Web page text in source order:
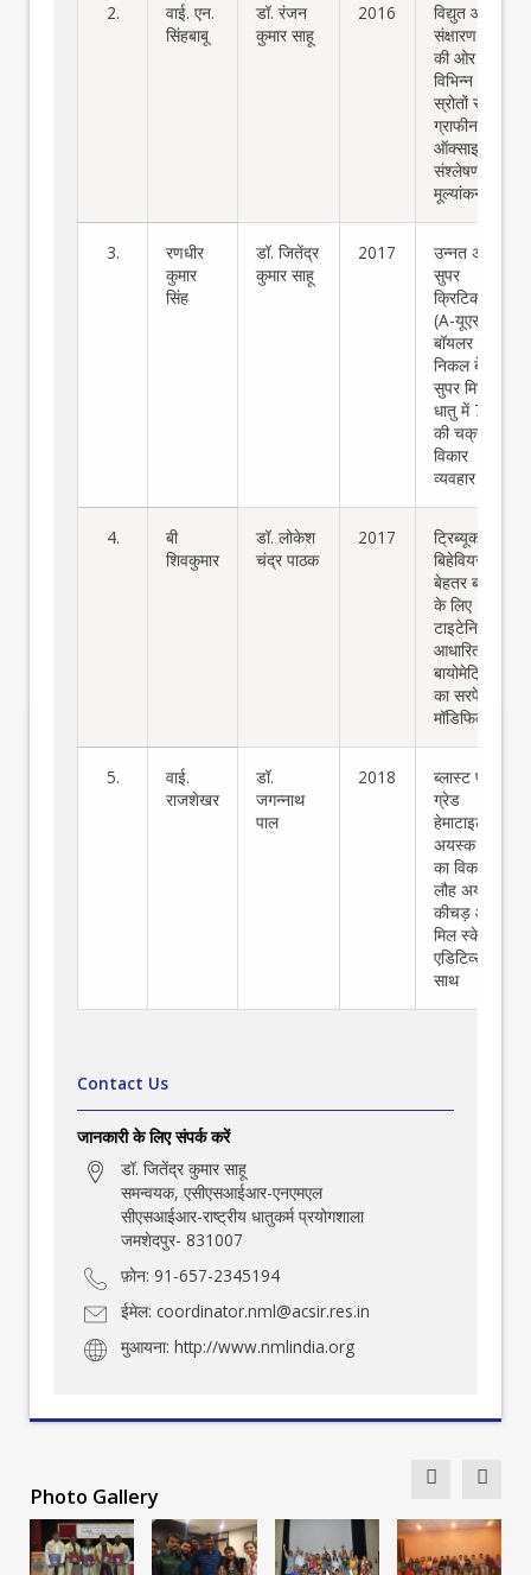
2.
वाई. एन.
सिंहबाबू
डॉ. रंजन
कुमार साहू
2016
विद्युत और
संक्षारण गुणों
की ओर
विभिन्न कार्बन
स्रोतों से
ग्राफीन
ऑक्साइड का
संश्लेषण और
मूल्यांकन
3.
रणधीर
कुमार
सिंह
डॉ. जितेंद्र
कुमार साहू
2017
उन्नत अल्ट्रा
सुपर
क्रिटिकल
(A-यूएससी)
बॉयलर ग्रेड
निकल बेस
सुपर मिश्र
धातु में 740H
की चक्रीय
विकार
व्यवहार
4.
बी
शिवकुमार
डॉ. लोकेश
चंद्र पाठक
2017
ट्रिब्यूकोरेशन
बिहेवियर को
बेहतर बनाने
के लिए
टाइटेनियम
आधारित
बायोमेट्रिक
का सरफेस
मॉडिफिकेशन
5.
वाई.
राजशेखर
डॉ.
जगन्नाथ
पाल
2018
ब्लास्ट फर्नेस
ग्रेड
हेमाटाइट
अयस्क पेलेट
का विकास
लौह अयस्क
कीचड़ और
मिल स्केल
एडिटिव्स के
साथ
Contact Us
जानकारी के लिए संपर्क करें
डॉ. जितेंद्र कुमार साहू
समन्वयक, एसीएसआईआर-एनएमएल
सीएसआईआर-राष्ट्रीय धातुकर्म प्रयोगशाला
जमशेदपुर- 831007
फ़ोन: 91-657-2345194
ईमेल: coordinator.nml@acsir.res.in
मुआयना: http://www.nmlindia.org
Photo Gallery